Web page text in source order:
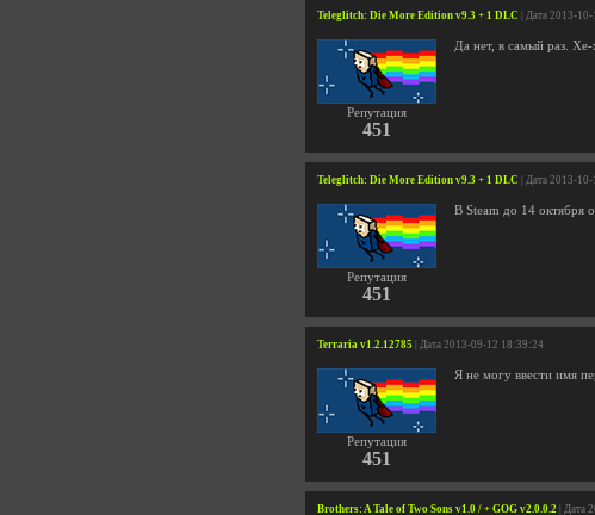
Teleglitch: Die More Edition v9.3 + 1 DLC | Дата 2013-
Репутация
451
Да нет, в самый раз. Хе-
Teleglitch: Die More Edition v9.3 + 1 DLC | Дата 2013-
Репутация
451
В Steam до 14 октября
Terraria v1.2.12785 | Дата 2013-09-12 18:39:24
Репутация
451
Я не могу ввести имя
Brothers: A Tale of Two Sons v1.0 / + GOG v2.0.0.2 | Дата